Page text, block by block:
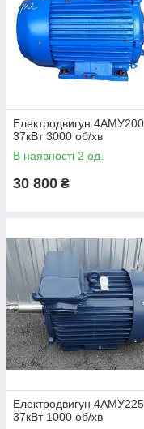
Електродвигун
37кВт 3000 об/хв
В наявності 2 од.
30 800 ₴
Електродвигун
37кВт 1000 об/хв